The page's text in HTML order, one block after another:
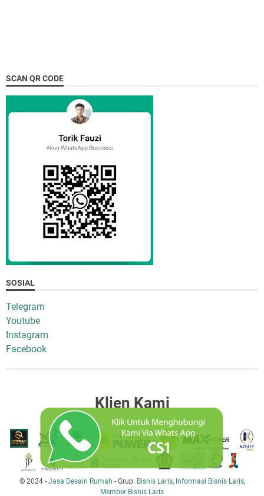
SCAN QR CODE
SOSIAL
Telegram
Youtube
Instagram
Facebook
Klien Kami
© 2024 - Jasa Desain Rumah - Grup: Bisnis Laris, Informasi Bisnis Laris,
Member Bisnis Laris